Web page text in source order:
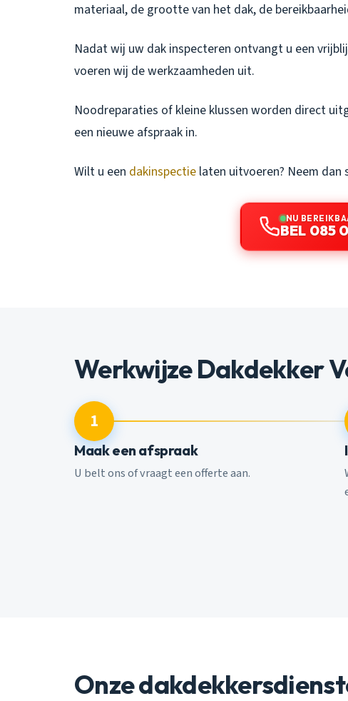
materiaal, de grootte van het dak, de
Nadat wij uw dak inspecteren ontvangt u een
voeren wij de werkzaamheden uit.
Noodreparaties of kleine klussen worden direct
een nieuwe afspraak in.
Wilt u een dakinspectie laten uitvoeren? Neem dan
NU
BEL 085
Werkwijze Dakdekker
1
Maak een afspraak
U belt ons of vraagt een offerte aan.
Onze